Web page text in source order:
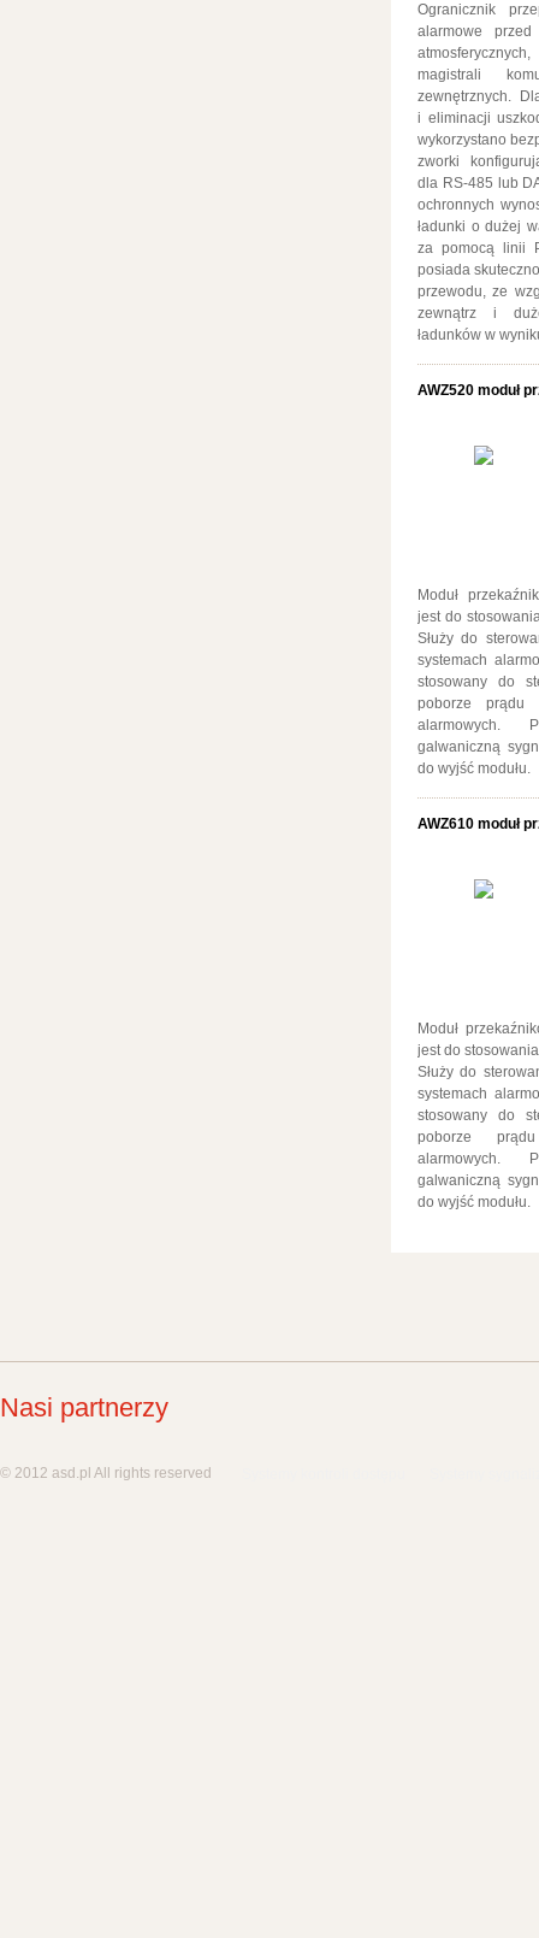
Ogranicznik
alarmowe
magistrali
zewnętrznych.
i eliminacji
wykorzystano
zworki
dla RS-485 lub
ochronnych
ładunki o dużej
za pomocą linii
posiada
przewodu, ze
zewnątrz i
ładunków w
AWZ520 moduł
Moduł
jest do
Służy do
systemach
stosowany do
poborze prądu
alarmowych.
galwaniczną
do wyjść modułu.
AWZ610 moduł
Moduł
jest do
Służy do
systemach
stosowany do
poborze prądu
alarmowych.
galwaniczną
do wyjść modułu.
Nasi partnerzy
© 2012 asd.pl All rights reserved